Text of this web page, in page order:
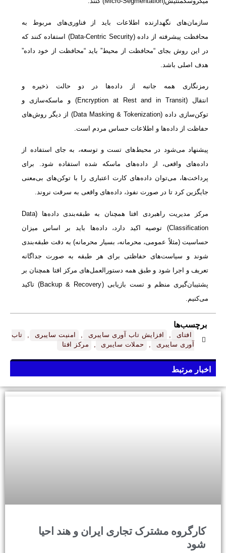
سازمان‌های نگهدارنده اطلاعات باید از فناوری‌های مربوط به
محافظت پیشرفته از داده (Data-Centric Security) استفاده کنند که
در این روش بجای “محافظت از محیط” باید “محافظت از خود داده”
هدف اصلی باشد.
رمزنگاری همه جانبه از داده‌ها در دو حالت ذخیره و
انتقال (Encryption at Rest and in Transit) و ماسکه‌سازی و
توکن‌سازی داده (Data Masking & Tokenization) از دیگر روش‌های
حفاظت از داده‌ها و اطلاعات حساس مردم است.
پیشنهاد می‌شود در محیط‌های تست و توسعه، به جای استفاده از
داده‌های واقعی، از داده‌های ماسکه شده استفاده شود. برای
پرداخت‌ها، می‌توان داده‌های کارت اعتباری را با توکن‌های بی‌معنی
جایگزین کرد تا در صورت نفوذ، داده‌های واقعی به سرقت نروند.
مرکز مدیریت راهبردی افتا همچنان به طبقه‌بندی داده‌ها (Data
Classification) توصیه اکید دارد، داده‌ها باید بر اساس میزان
حساسیت (مثلاً عمومی، محرمانه، بسیار محرمانه) به دقت طبقه‌بندی
شوند و سیاست‌های حفاظتی برای هر طبقه به صورت جداگانه
تعریف و اجرا شود و طبق همه دستورالعمل‌های مرکز افتا همچنان بر
پشتیبان‌گیری منظم و تست بازیابی (Backup & Recovery) تاکید
می‌کنیم.
برچسب‌ها
افتای , افزایش تاب آوری سایبری , امنیت سایبری ,
تاب
آوری سایبری
, حملات سایبری , مرکز افتا
اخبار مرتبط
کارگروه مشترک تجاری ایران و هند احیا
شود